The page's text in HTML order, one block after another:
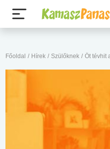
Főoldal / Hírek / Szülőknek / Öt tévhit